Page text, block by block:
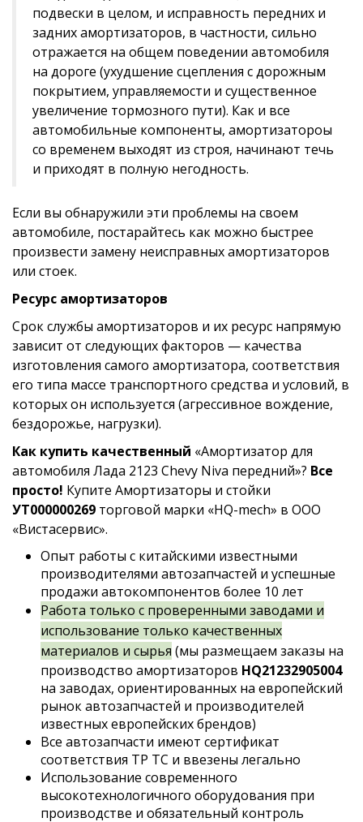
подвески в целом, и исправность передних и
задних амортизаторов, в частности, сильно
отражается на общем поведении автомобиля
на дороге (ухудшение сцепления с дорожным
покрытием, управляемости и существенное
увеличение тормозного пути). Как и все
автомобильные компоненты, амортизатороы
со временем выходят из строя, начинают течь
и приходят в полную негодность.
Если вы обнаружили эти проблемы на своем
автомобиле, постарайтесь как можно быстрее
произвести замену неисправных амортизаторов
или стоек.
Ресурс амортизаторов
Срок службы амортизаторов и их ресурс напрямую
зависит от следующих факторов — качества
изготовления самого амортизатора, соответствия
его типа массе транспортного средства и условий, в
которых он используется (агрессивное вождение,
бездорожье, нагрузки).
Как купить качественный «Амортизатор для
автомобиля Лада 2123 Chevy Niva передний»? Все
просто! Купите Амортизаторы и стойки
УТ000000269 торговой марки «HQ-mech» в ООО
«Вистасервис».
Опыт работы с китайскими известными
производителями автозапчастей и успешные
продажи автокомпонентов более 10 лет
Работа только с проверенными заводами и
использование только качественных
материалов и сырья (мы размещаем заказы на
производство амортизаторов HQ21232905004
на заводах, ориентированных на европейский
рынок автозапчастей и производителей
известных европейских брендов)
Все автозапчасти имеют сертификат
соответствия ТР ТС и ввезены легально
Использование современного
высокотехнологичного оборудования при
производстве и обязательный контроль